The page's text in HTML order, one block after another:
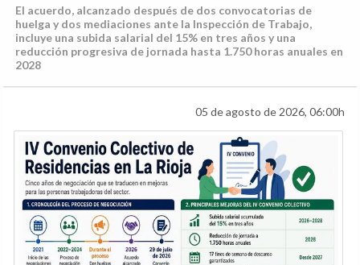
El acuerdo, alcanzado después de dos convocatorias de
huelga y dos mediaciones ante la Inspección de Trabajo,
incluye una subida salarial del 15% en tres años y una
reducción progresiva de jornada hasta 1.750 horas anuales en
2028
05 de agosto de 2026, 06:00h